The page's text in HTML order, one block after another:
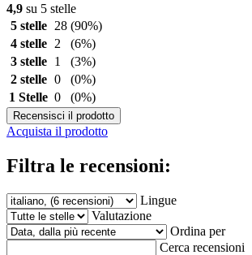
4,9 su 5 stelle
5 stelle
28 (90%)
4 stelle
2
(6%)
3 stelle
1
(3%)
2 stelle 0
(0%)
1 Stelle 0 (0%)
Recensisci il prodotto
Acquista il prodotto
Filtra le recensioni:
Lingue
Valutazione
Ordina per
Cerca recensioni